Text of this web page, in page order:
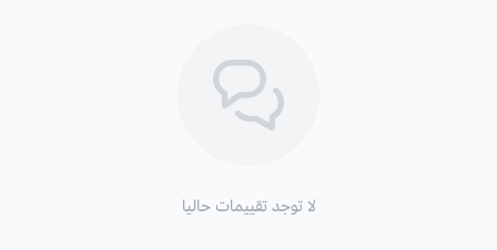
لا توجد تقييمات حاليا